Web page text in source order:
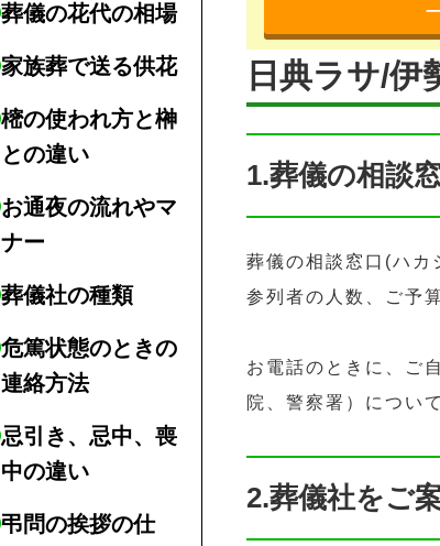
日典ラサ/伊
1.葬儀の相談
葬儀の相談窓口(ハカ
参列者の人数、ご予
お電話のときに、ご
院、警察署）につい
2.葬儀社をご
葬儀の花代の相場
家族葬で送る供花
樒の使われ方と榊
との違い
お通夜の流れやマ
ナー
葬儀社の種類
危篤状態のときの
連絡方法
忌引き、忌中、喪
中の違い
弔問の挨拶の仕